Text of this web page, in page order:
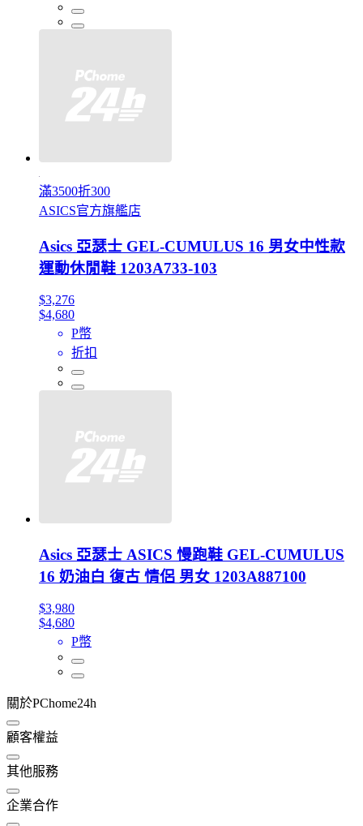
滿3500折300
ASICS官方旗艦店
Asics 亞瑟士 GEL-CUMULUS 16 男女中性款
運動休閒鞋 1203A733-103
$3,276
$4,680
P幣
折扣
Asics 亞瑟士 ASICS 慢跑鞋 GEL-CUMULUS
16 奶油白 復古 情侶 男女 1203A887100
$3,980
$4,680
P幣
關於PChome24h
顧客權益
其他服務
企業合作